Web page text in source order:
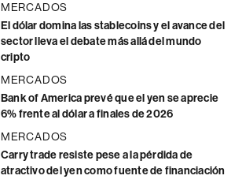
MERCADOS
El dólar domina las stablecoins y el avance del
sector lleva el debate más allá del mundo
cripto
MERCADOS
Bank of America prevé que el yen se aprecie
6% frente al dólar a finales de 2026
MERCADOS
Carry trade resiste pese a la pérdida de
atractivo del yen como fuente de financiación